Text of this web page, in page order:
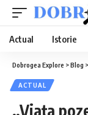
Actual Istorie
Dobrogea Explore >Blog >
ACTUAL
„Viața